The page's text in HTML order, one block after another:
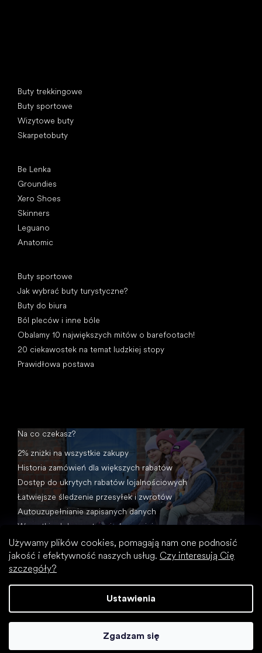
Używamy plików cookies, pomagają nam one podnosić
jakość i efektywność naszych usług. Czy interesują Cię
szczegóły?
Ustawienia
Zgadzam się
Buty trekkingowe
Buty sportowe
Wizytowe buty
Skarpetobuty
Be Lenka
Groundies
Xero Shoes
Skinners
Leguano
Anatomic
Buty sportowe
Jak wybrać buty turystyczne?
Buty do biura
Ból pleców i inne bóle
Obalamy 10 największych mitów o barefootach!
20 ciekawostek na temat ludzkiej stopy
Prawidłowa postawa
Na co czekasz?
2% zniżki na wszystkie zakupy
Historia zamówień dla większych rabatów
Dostęp do ukrytych rabatów lojalnościowych
Łatwiejsze śledzenie przesyłek i zwrotów
Autouzupełnianie zapisanych danych
Wszystkie dokumenty w jednym miejscu
Opracował Shoptet
Footic. Wszystkie prawa zastrzeżone.